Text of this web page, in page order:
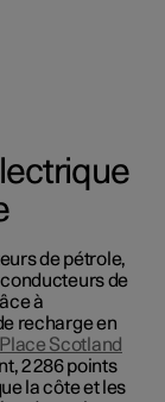
de pétrole,
de
à
recharge en
Scotland
2 286 points
la côte et les